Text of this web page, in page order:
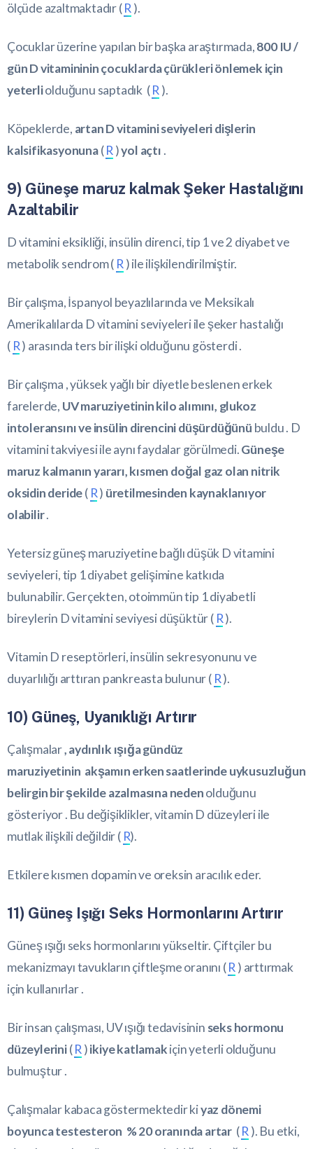
ölçüde azaltmaktadır (R).
Çocuklar üzerine yapılan bir başka araştırmada,800 IU /
gün D vitamininin çocuklarda çürükleri önlemek için
yeterliolduğunu saptadık (R).
Köpeklerde, artan D vitamini seviyeleri dişlerin
kalsifikasyonuna(R)yol açtı .
9) Güneşe maruz kalmak Şeker Hastalığını
Azaltabilir
D vitamini eksikliği, insülin direnci, tip 1 ve 2 diyabet ve
metabolik sendrom ( R) ile ilişkilendirilmiştir.
Bir çalışma, İspanyol beyazlılarında ve Meksikalı
Amerikalılarda D vitamini seviyeleri ile şeker hastalığı
( R) arasında ters bir ilişki olduğunu gösterdi .
Bir çalışma , yüksek yağlı bir diyetle beslenen erkek
farelerde, UV maruziyetinin kilo alımını, glukoz
intoleransını ve insülin direncini düşürdüğünü buldu . D
vitamini takviyesi ile aynı faydalar görülmedi.Güneşe
maruz kalmanın yararı, kısmen doğal gaz olan nitrik
oksidin deride( R) üretilmesinden kaynaklanıyor
olabilir.
Yetersiz güneş maruziyetine bağlı düşük D vitamini
seviyeleri, tip 1 diyabet gelişimine katkıda
bulunabilir. Gerçekten, otoimmün tip 1 diyabetli
bireylerin D vitamini seviyesi düşüktür ( R).
Vitamin D reseptörleri, insülin sekresyonunu ve
duyarlılığı arttıran pankreasta bulunur ( R).
10) Güneş, Uyanıklığı Artırır
Çalışmalar, aydınlık ışığa gündüz
maruziyetinin akşamın erken saatlerinde uykusuzluğun
belirgin bir şekilde azalmasına nedenolduğunu
gösteriyor . Bu değişiklikler, vitamin D düzeyleri ile
mutlak ilişkili değildir ( R).
Etkilere kısmen dopamin ve oreksin aracılık eder.
11) Güneş Işığı Seks Hormonlarını Artırır
Güneş ışığı seks hormonlarını yükseltir. Çiftçiler bu
mekanizmayı tavukların çiftleşme oranını (R) arttırmak
için kullanırlar .
Bir insan çalışması, UV ışığı tedavisinin seks hormonu
düzeylerini(R)ikiye katlamakiçin yeterli olduğunu
bulmuştur .
Çalışmalar kabaca göstermektedir kiyaz dönemi
boyunca testesteron % 20 oranında artar (R). Bu etki,